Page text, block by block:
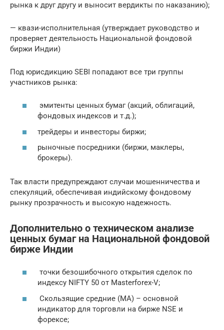
рынка к друг другу и выносит вердикты по наказанию);
— квази-исполнительная (утверждает руководство и
проверяет деятельность Национальной фондовой
биржи Индии)
Под юрисдикцию SEBI попадают все три группы
участников рынка:
эмитенты ценных бумаг (акций, облигаций,
фондовых индексов и т.д.);
трейдеры и инвесторы биржи;
рыночные посредники (биржи, маклеры,
брокеры).
Так власти предупреждают случаи мошенничества и
спекуляций, обеспечивая индийскому фондовому
рынку прозрачность и высокую надежность.
Дополнительно о техническом анализе
ценных бумаг на Национальной фондовой
бирже Индии
точки безошибочного открытия сделок по
индексу NIFTY 50 от Masterforex-V;
Скользящие средние (МА) – основной
индикатор для торговли на бирже NSE и
форексе;